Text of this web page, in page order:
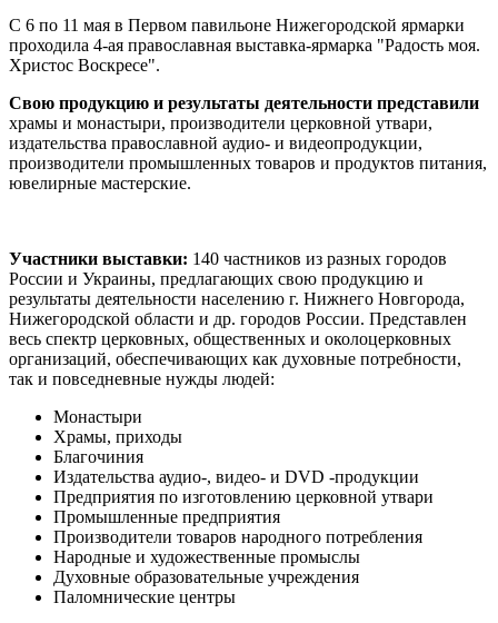
С 6 по 11 мая в Первом павильоне Нижегородской ярмарки
проходила 4-ая православная выставка-ярмарка "Радость моя.
Христос Воскресе".
Свою продукцию и результаты деятельности представили
храмы и монастыри, производители церковной утвари,
издательства православной аудио- и видеопродукции,
производители промышленных товаров и продуктов питания,
ювелирные мастерские.
Участники выставки: 140 частников из разных городов
России и Украины, предлагающих свою продукцию и
результаты деятельности населению г. Нижнего Новгорода,
Нижегородской области и др. городов России. Представлен
весь спектр церковных, общественных и околоцерковных
организаций, обеспечивающих как духовные потребности,
так и повседневные нужды людей:
Монастыри
Храмы, приходы
Благочиния
Издательства аудио-, видео- и DVD -продукции
Предприятия по изготовлению церковной утвари
Промышленные предприятия
Производители товаров народного потребления
Народные и художественные промыслы
Духовные образовательные учреждения
Паломнические центры